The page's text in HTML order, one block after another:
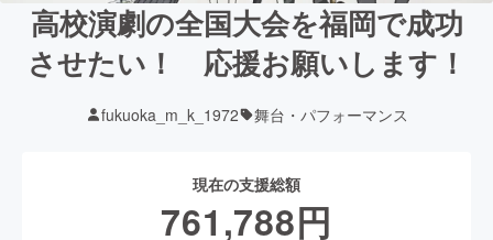
高校演劇の全国大会を福岡で成功
させたい！ 応援お願いします！
fukuoka_m_k_1972 舞台・パフォーマンス
現在の支援総額
761,788円